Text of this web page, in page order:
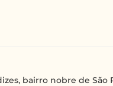
bairro nobre de São